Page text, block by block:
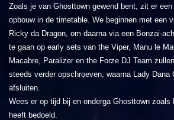
Zoals je van Ghosttown gewend bent, zit er
opbouw in de timetable. We beginnen met een
Ricky da Dragon, om daarna via een Bonzai-
te gaan op early sets van the Viper, Manu le
Macabre, Paralizer en the Forze DJ Team
steeds verder opschroeven, waarna Lady Dana
afsluiten.
Wees er op tijd bij en onderga Ghosttown zoals
heeft bedoeld.